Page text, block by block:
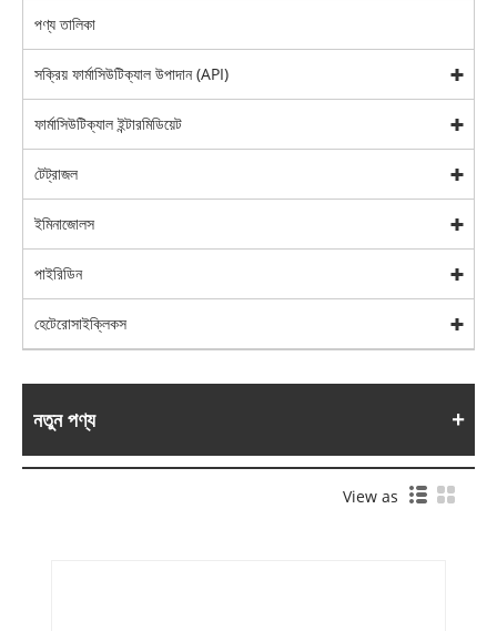
পণ্য তালিকা
সক্রিয় ফার্মাসিউটিক্যাল উপাদান (API)
ফার্মাসিউটিক্যাল ইন্টারমিডিয়েট
টেট্রাজল
ইমিনাজোলস
পাইরিডিন
হেটেরোসাইক্লিকস
নতুন পণ্য
View as